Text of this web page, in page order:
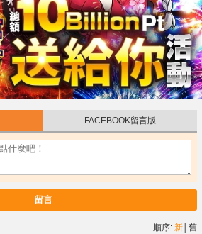
FACEBOOK留言版
留言
順序:新 │舊